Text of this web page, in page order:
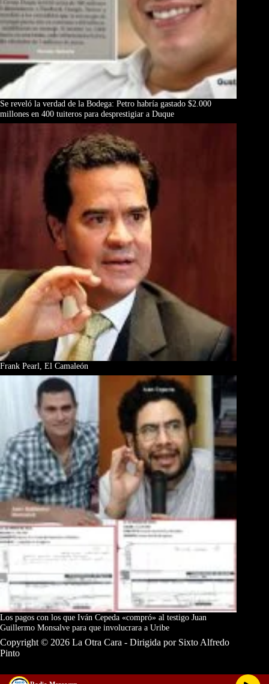
Se reveló la verdad de la Bodega: Petro habría gastado $2.000
millones en 400 tuiteros para desprestigiar a Duque
Frank Pearl, El Camaleón
Los pagos con los que Iván Cepeda «compró» al testigo Juan
Guillermo Monsalve para que involucrara a Uribe
Copyright © 2026 La Otra Cara - Dirigida por Sixto Alfredo
Pinto